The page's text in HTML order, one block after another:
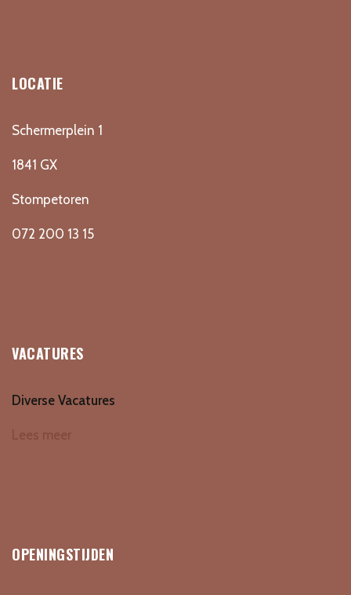
LOCATIE
Schermerplein 1
1841 GX
Stompetoren
072 200 13 15
VACATURES
Diverse Vacatures
Lees meer
OPENINGSTIJDEN